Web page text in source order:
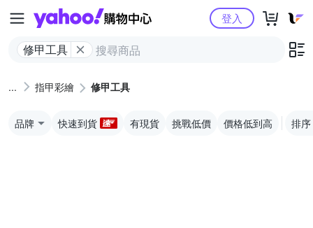
Yahoo購物中心
修甲工具
登入
指甲彩繪 修甲工具
品牌 快速到貨 有現貨 挑戰低價 價格低到高 排序